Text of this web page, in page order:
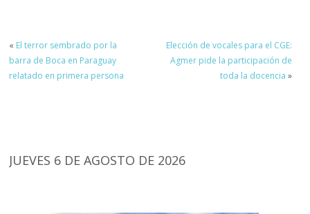
« El terror sembrado por la
barra de Boca en Paraguay
relatado en primera persona
Elección de vocales para el CGE:
Agmer pide la participación de
toda la docencia »
JUEVES 6 DE AGOSTO DE 2026